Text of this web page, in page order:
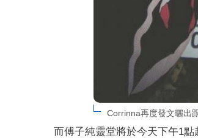
Corrinna再度發文曬出
而傅子純靈堂將於今天下午1